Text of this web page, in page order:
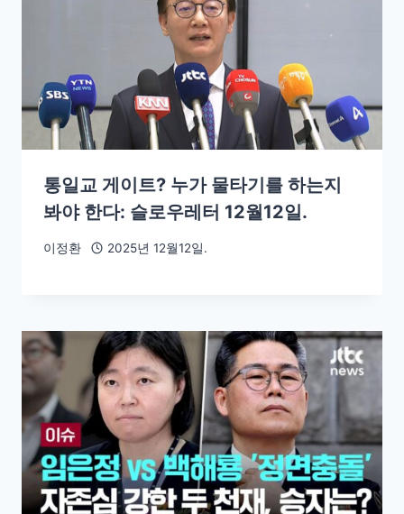
통일교 게이트? 누가 물타기를 하는지
봐야 한다: 슬로우레터 12월12일.
이정환 2025년 12월12일.